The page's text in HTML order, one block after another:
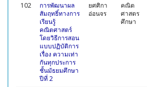
102
การพัฒนาผล
สัมฤทธิ์ทางการ
เรียนรู้
คณิตศาสตร์
โดยวิธีการสอน
แบบปฏิบัติการ
เรื่อง ความเท่า
กันทุกประการ
ชั้นมัธยมศึกษา
ปีที่ 2
ยศศิกา
อ่อนจร
คณิต
ศาสตร
ศึกษา